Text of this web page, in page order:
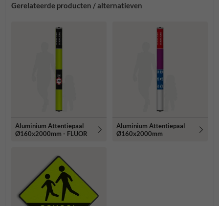
Gerelateerde producten / alternatieven
Aluminium Attentiepaal
Ø160x2000mm - FLUOR
Aluminium Attentiepaal
Ø160x2000mm